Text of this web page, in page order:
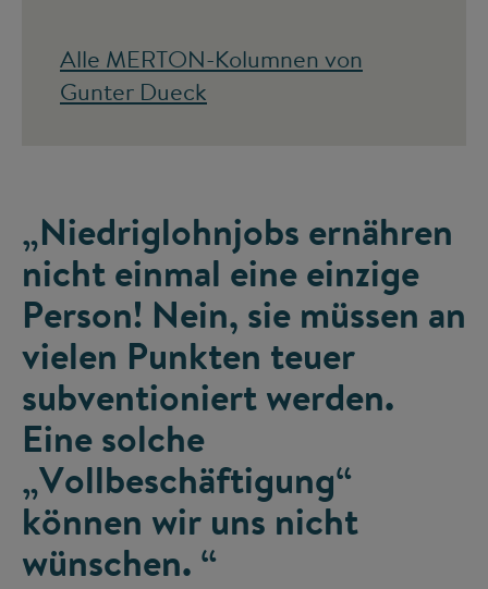
Alle MERTON-Kolumnen von
Gunter Dueck
„Niedriglohnjobs ernähren
nicht einmal eine einzige
Person! Nein, sie müssen an
vielen Punkten teuer
subventioniert werden.
Eine solche
„Vollbeschäftigung“
können wir uns nicht
wünschen. “